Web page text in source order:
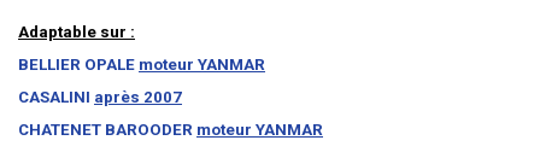
Adaptable sur :
BELLIER OPALE moteur YANMAR
CASALINI après 2007
CHATENET BAROODER moteur YANMAR